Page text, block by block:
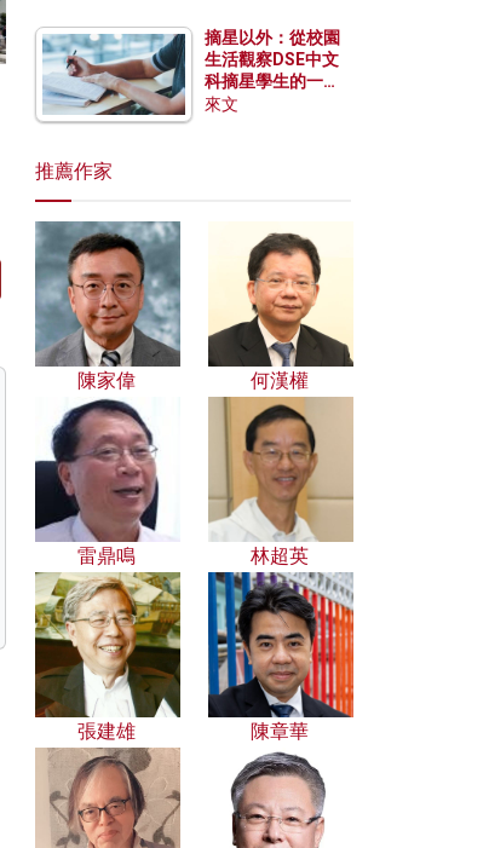
Copy
Link
摘星以外：從校園
生活觀察DSE中文
科摘星學生的一點
特質
來文
推薦作家
陳家偉 何漢權
雷鼎鳴 林超英
張建雄 陳章華